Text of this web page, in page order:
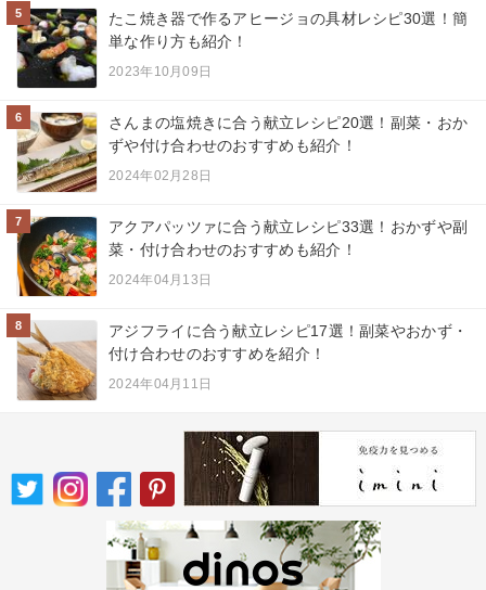
5
たこ焼き器で作るアヒージョの具材レシピ30選！簡
単な作り方も紹介！
2023年10月09日
6
さんまの塩焼きに合う献立レシピ20選！副菜・おか
ずや付け合わせのおすすめも紹介！
2024年02月28日
7
アクアパッツァに合う献立レシピ33選！おかずや副
菜・付け合わせのおすすめも紹介！
2024年04月13日
8
アジフライに合う献立レシピ17選！副菜やおかず・
付け合わせのおすすめを紹介！
2024年04月11日